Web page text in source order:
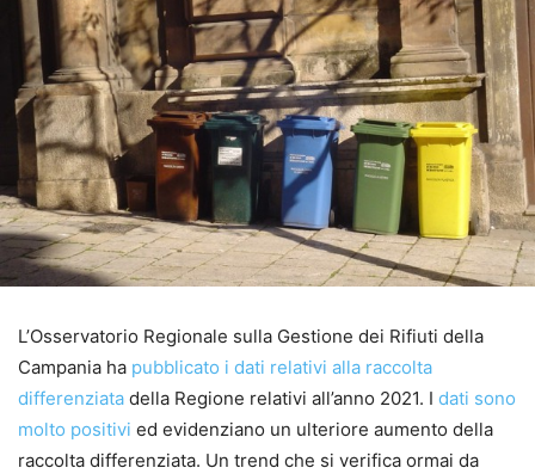
L’Osservatorio Regionale sulla Gestione dei Rifiuti della
Campania ha pubblicato i dati relativi alla raccolta
differenziata della Regione relativi all’anno 2021. I dati sono
molto positivi ed evidenziano un ulteriore aumento della
raccolta differenziata. Un trend che si verifica ormai da